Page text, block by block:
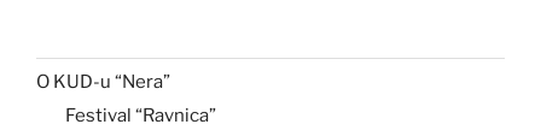
O KUD-u “Nera”
Festival “Ravnica”